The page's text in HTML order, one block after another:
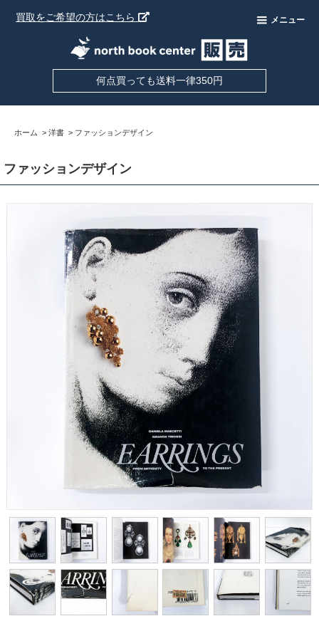
買取をご希望の方はこちら メニュー
何点買っても送料一律350円
ホーム > 洋書 > ファッションデザイン
ファッションデザイン